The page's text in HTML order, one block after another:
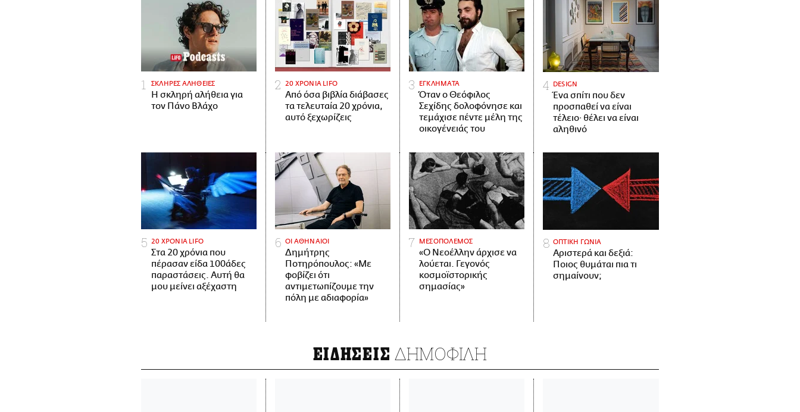
ΣΚΛΗΡΕΣ ΑΛΗΘΕΙΕΣ
H σκληρή αλήθεια για
τον Πάνο Βλάχο
20 ΧΡΟΝΙΑ LIFO
Από όσα βιβλία διάβασες
τα τελευταία 20 χρόνια,
αυτό ξεχωρίζεις
ΕΓΚΛΗΜΑΤΑ
Όταν ο Θεόφιλος
Σεχίδης δολοφόνησε και
τεμάχισε πέντε μέλη της
οικογένειάς του
DESIGN
Ένα σπίτι που δεν
προσπαθεί να είναι
τέλειο· θέλει να είναι
αληθινό
20 ΧΡΟΝΙΑ LIFO
Στα 20 χρόνια που
πέρασαν είδα 100άδες
παραστάσεις. Αυτή θα
μου μείνει αξέχαστη
ΟΙ ΑΘΗΝΑΙΟΙ
Δημήτρης
Ποτηρόπουλος: «Με
φοβίζει ότι
αντιμετωπίζουμε την
πόλη με αδιαφορία»
ΜΕΣΟΠΟΛΕΜΟΣ
«Ο Νεοέλλην άρχισε να
λούεται. Γεγονός
κοσμοϊστορικής
σημασίας»
ΟΠΤΙΚΗ ΓΩΝΙΑ
Αριστερά και δεξιά:
Ποιος θυμάται πια τι
σημαίνουν;
ΕΙΔΗΣΕΙΣ ΔΗΜΟΦΙΛΗ